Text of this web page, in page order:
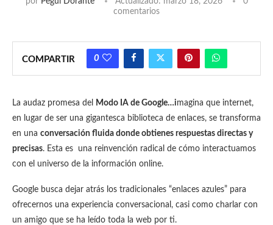
comentarios
COMPARTIR 0
La audaz promesa del Modo IA de Google…imagina que internet,
en lugar de ser una gigantesca biblioteca de enlaces, se transforma
en una conversación fluida donde obtienes respuestas directas y
precisas. Esta es una reinvención radical de cómo interactuamos
con el universo de la información online.
Google busca dejar atrás los tradicionales “enlaces azules” para
ofrecernos una experiencia conversacional, casi como charlar con
un amigo que se ha leído toda la web por ti.